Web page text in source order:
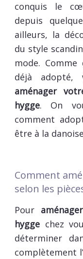
conquis le
depuis
ailleurs, la
du style
mode. Comme
déjà adopté,
aménager
hygge. On
comment
être à la
Comment
selon les
Pour
hygge chez
déterminer
complètement